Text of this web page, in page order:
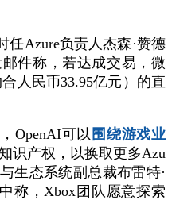
任Azure负责人杰森·赞德
邮件称，若达成交易，微
人民币33.95亿元）的直
OpenAI可以 围绕游戏业
识产权，以换取更多Azu
生态系统副总裁布雷特·
称，Xbox团队愿意探索